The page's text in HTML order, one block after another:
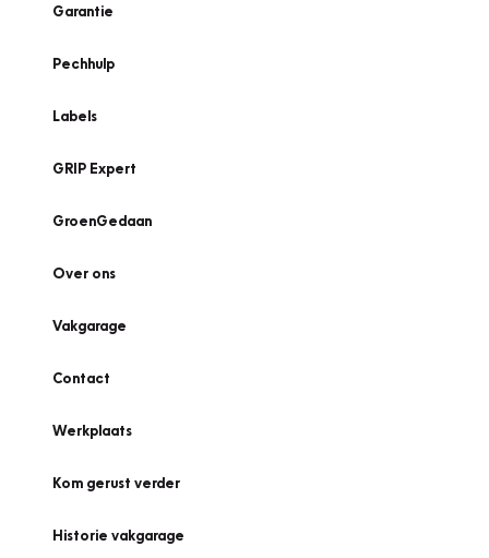
Garantie
Pechhulp
Labels
GRIP Expert
GroenGedaan
Over ons
Vakgarage
Contact
Werkplaats
Kom gerust verder
Historie vakgarage